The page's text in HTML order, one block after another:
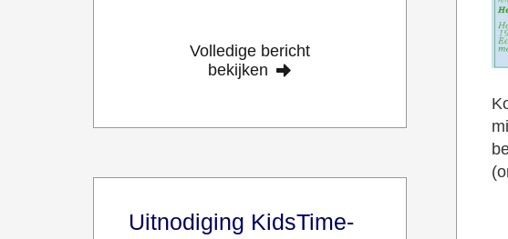
Volledige bericht
bekijken
Uitnodiging KidsTime-